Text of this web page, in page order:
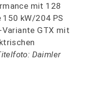
mit 128
150 kW/204 PS
GTX mit
Daimler